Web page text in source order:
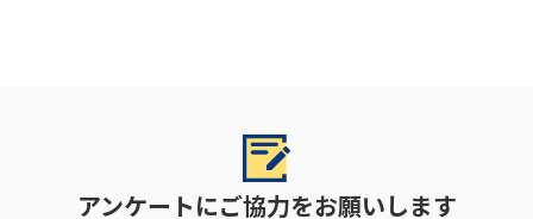
アンケートにご協力をお願いします